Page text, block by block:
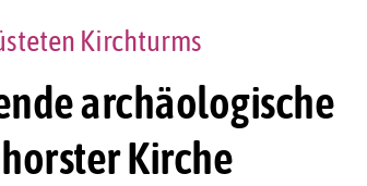
archäologische
Kirche
Kirchturms